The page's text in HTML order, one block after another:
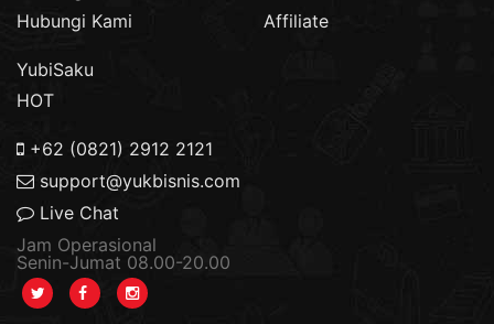
Hubungi Kami
Affiliate
YubiSaku
HOT
+62 (0821) 2912 2121
support@yukbisnis.com
Live Chat
Jam Operasional
Senin-Jumat 08.00-20.00